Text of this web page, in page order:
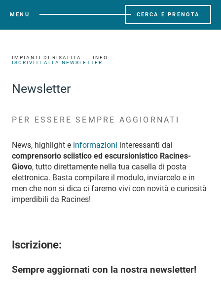
MENU CERCA E PRENOTA
IMPIANTI DI RISALITA
INFO
ISCRIVITI ALLA NEWSLETTER
Newsletter
PER ESSERE SEMPRE AGGIORNATI
News, highlight e informazioni interessanti dal
comprensorio sciistico ed escursionistico Racines-
Giovo, tutto direttamente nella tua casella di posta
elettronica. Basta compilare il modulo, inviarcelo e in
men che non si dica ci faremo vivi con novità e curiosità
imperdibili da Racines!
Iscrizione:
Sempre aggiornati con la nostra newsletter!